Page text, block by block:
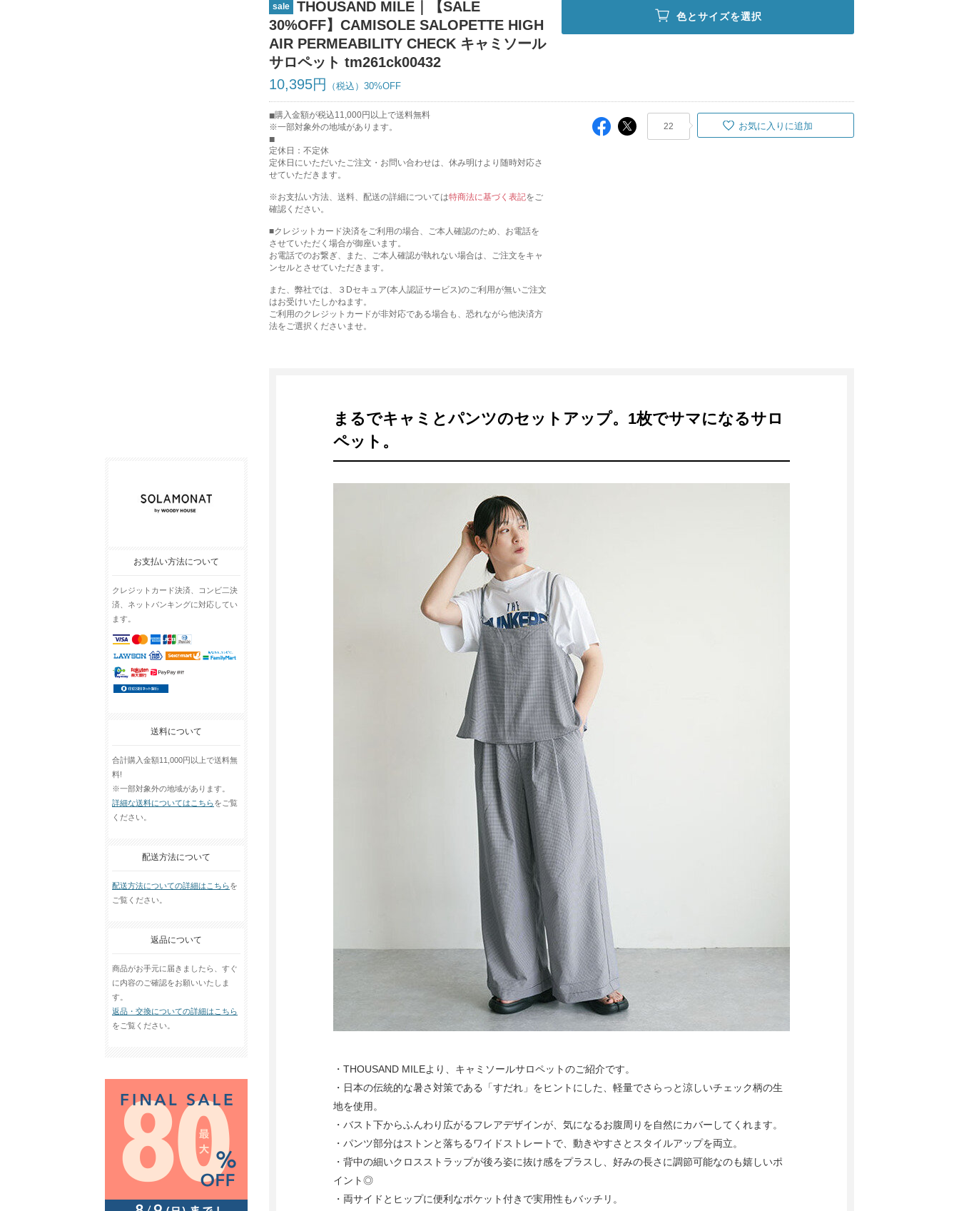
お支払い方法について
クレジットカード決済、コンビ二決
済、ネットバンキングに対応してい
ます。
送料について
合計購入金額11,000円以上で送料無
料!
※一部対象外の地域があります。
詳細な送料についてはこちらをご覧
ください。
配送方法について
配送方法についての詳細はこちらを
ご覧ください。
返品について
商品がお手元に届きましたら、すぐ
に内容のご確認をお願いいたしま
す。
返品・交換についての詳細はこちら
をご覧ください。
sale
THOUSAND MILE｜【SALE
30%OFF】CAMISOLE SALOPETTE HIGH
AIR PERMEABILITY CHECK キャミソール
サロペット tm261ck00432
10,395円
30%OFF
色とサイズを選択
購入金額が税込11,000円以上で送料無料
※一部対象外の地域があります。
定休日：不定休
定休日にいただいたご注文・お問い合わせは、休み明けより随時対応さ
せていただきます。
※お支払い方法、送料、配送の詳細については特商法に基づく表記をご
確認ください。
■クレジットカード決済をご利用の場合、ご本人確認のため、お電話を
させていただく場合が御座います。
お電話でのお繋ぎ、また、ご本人確認が執れない場合は、ご注文をキャ
ンセルとさせていただきます。
また、弊社では、３Dセキュア(本人認証サービス)のご利用が無いご注文
はお受けいたしかねます。
ご利用のクレジットカードが非対応である場合も、恐れながら他決済方
法をご選択くださいませ。
22 お気に入りに追加
まるでキャミとパンツのセットアップ。1枚でサマになるサロ
ペット。
・THOUSAND MILEより、キャミソールサロペットのご紹介です。
・日本の伝統的な暑さ対策である「すだれ」をヒントにした、軽量でさらっと涼しいチェック柄の生
地を使用。
・バスト下からふんわり広がるフレアデザインが、気になるお腹周りを自然にカバーしてくれます。
・パンツ部分はストンと落ちるワイドストレートで、動きやすさとスタイルアップを両立。
・背中の細いクロスストラップが後ろ姿に抜け感をプラスし、好みの長さに調節可能なのも嬉しいポ
イント◎
・両サイドとヒップに便利なポケット付きで実用性もバッチリ。